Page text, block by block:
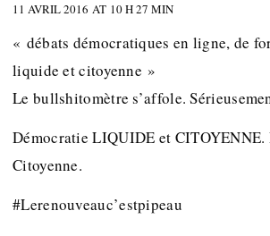
11 AVRIL 2016 AT 10 H 27 MIN
« débats démocratiques en ligne, de
liquide et citoyenne »
Le bullshitomètre s’affole.
Démocratie LIQUIDE et
Citoyenne.
#Lerenouveauc’estpipeau